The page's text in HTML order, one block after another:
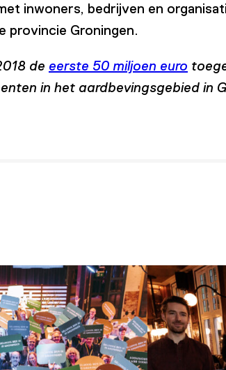
inwoners, bedrijven en
provincie Groningen.
de eerste 50 miljoen euro
in het aardbevingsgebied in